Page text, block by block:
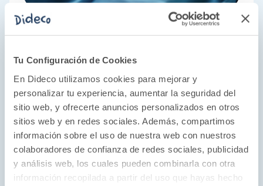
Tu Configuración de Cookies
En Dideco utilizamos cookies para mejorar y
personalizar tu experiencia, aumentar la seguridad del
sitio web, y ofrecerte anuncios personalizados en otros
sitios web y en redes sociales. Además, compartimos
información sobre el uso de nuestra web con nuestros
colaboradores de confianza de redes sociales, publicidad
y análisis web, los cuales pueden combinarla con otra
información recopilada a partir del uso que hayas hecho
El mundo en la palma de tu mano
Desde 1935, Schleich hace realidad los sueños
de niños y niñas acercándoles los animales de
todos los hábitats y todas las partes del
mundo. Sus figuras pintadas a mano
representan al detalle desde los animales más
exóticos y fantásticos hasta las mascotas más